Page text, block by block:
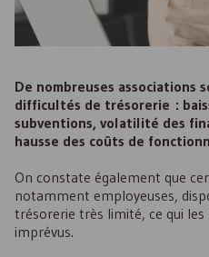
De nombreuses associations
difficultés de trésorerie :
subventions, volatilité des
hausse des coûts de
On constate également que
notamment employeuses,
trésorerie très limité, ce qui les
imprévus.